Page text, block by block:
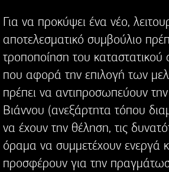
Για να προκύψει ένα νέο,
αποτελεσματικό συμβούλιο
τροποποίηση του
που αφορά την επιλογή των
πρέπει να αντιπροσωπεύουν
Βιάννου (ανεξάρτητα τόπου
να έχουν την θέληση, τις
όραμα να συμμετέχουν ενεργά
προσφέρουν για την